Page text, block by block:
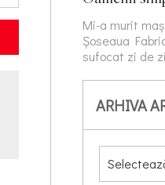
Mi-a murit
Șoseaua
sufocat zi de
ARHIVA